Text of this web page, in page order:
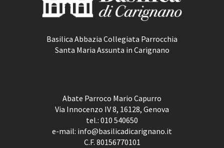
Basilica Abbazia Collegiata Parrocchia
Santa Maria Assunta in Carignano
Abate Parroco Mario Capurro
Via Innocenzo IV 8, 16128, Genova
tel.: 010 540650
e-mail: info@basilicadicarignano.it
C.F. 80156770101